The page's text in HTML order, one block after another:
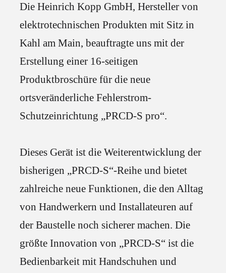
Die Heinrich Kopp GmbH, Hersteller von
elektrotechnischen Produkten mit Sitz in
Kahl am Main, beauftragte uns mit der
Erstellung einer 16-seitigen
Produktbroschüre für die neue
ortsveränderliche Fehlerstrom-
Schutzeinrichtung „PRCD-S pro“.
Dieses Gerät ist die Weiterentwicklung der
bisherigen „PRCD-S“-Reihe und bietet
zahlreiche neue Funktionen, die den Alltag
von Handwerkern und Installateuren auf
der Baustelle noch sicherer machen. Die
größte Innovation von „PRCD-S“ ist die
Bedienbarkeit mit Handschuhen und